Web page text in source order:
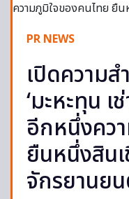
PR NEWS
เปิดความส
‘มะหะทุน เ
อีกหนึ่งคว
ยืนหนึ่งสิน
จักรยานย